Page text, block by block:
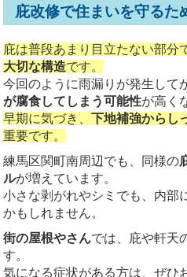
庇改修で住まいを守るた
庇は普段あまり目立たない部分
大切な構造です。
今回のように雨漏りが発生して
が腐食してしまう可能性が高く
早期に気づき、
下地補強からし
重要です。
練馬区関町南周辺でも、同様の
ルが増えています。
小さな剥がれやシミでも、内部
かもしれません。
街の屋根やさんでは、庇や軒天
す。
気になる症状がある方は、ぜひ